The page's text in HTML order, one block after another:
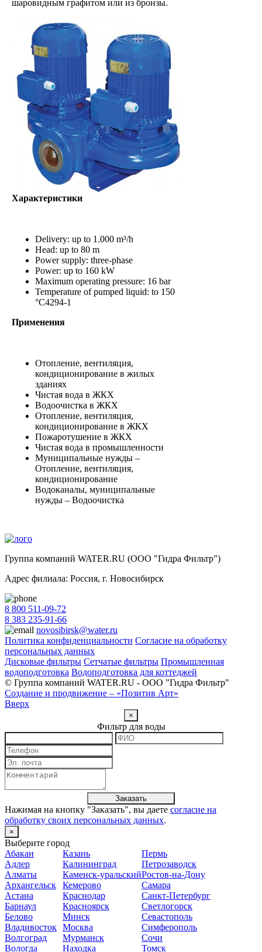
шаровидным графитом или из бронзы.
Характеристики
Delivery: up to 1.000 m³/h
Head: up to 80 m
Power supply: three-phase
Power: up to 160 kW
Maximum operating pressure: 16 bar
Temperature of pumped liquid: to 150
°C4294-1
Применения
Отопление, вентиляция,
кондиционирование в жилых
зданиях
Чистая вода в ЖКХ
Водоочистка в ЖКХ
Отопление, вентиляция,
кондиционирование в ЖКХ
Пожаротушение в ЖКХ
Чистая вода в промышленности
Муниципальные нужды –
Отопление, вентиляция,
кондиционирование
Водоканалы, муниципальные
нужды – Водоочистка
Группа компаний WATER.RU (ООО "Гидра Фильтр")
Адрес филиала: Россия, г. Новосибирск
8 800 511-09-72
8 383 235-91-66
novosibirsk@water.ru
Политика конфиденциальности Согласие на обработку
персональных данных
Дисковые фильтры Сетчатые фильтры Промышленная
водоподготовка Водоподготовка для коттеджей
© Группа компаний WATER.RU - ООО "Гидра Фильтр"
Создание и продвижение – «Позитив Арт»
Вверх
×
Фильтр для воды
Заказать
Нажимая на кнопку "Заказать", вы даете согласие на
обработку своих персональных данных.
×
Выберите город
Абакан
Адлер
Алматы
Архангельск
Астана
Барнаул
Белово
Владивосток
Волгоград
Вологда
Казань
Калининград
Каменск-уральский
Кемерово
Краснодар
Красноярск
Минск
Москва
Мурманск
Находка
Пермь
Петрозаводск
Ростов-на-Дону
Самара
Санкт-Петербург
Светлогорск
Севастополь
Симферополь
Сочи
Томск